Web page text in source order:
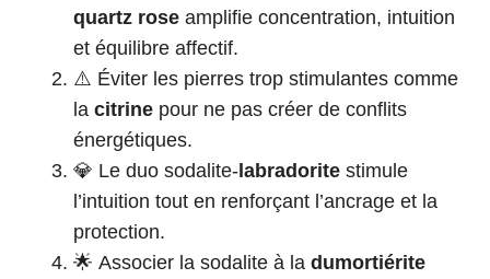
quartz rose amplifie concentration, intuition
et équilibre affectif.
⚠️ Éviter les pierres trop stimulantes comme
la citrine pour ne pas créer de conflits
énergétiques.
💎 Le duo sodalite- labradorite stimule
l’intuition tout en renforçant l’ancrage et la
protection.
🌟 Associer la sodalite à la dumortiérite